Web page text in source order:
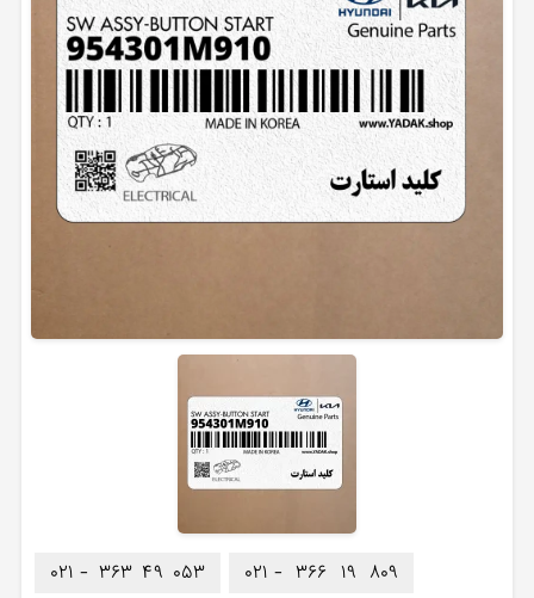
۰۲۱ - ۳۶۶ ۱۹ ۸۰۹
۰۲۱ - ۳۶۳ ۴۹ ۰۵۳